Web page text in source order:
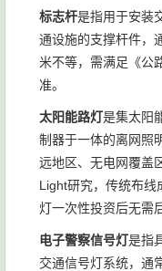
★★★
★
标志杆是指用于安装
通设施的支撑杆件，
米不等，需满足《公
准。
太阳能路灯是集太阳
制器于一体的离网照
远地区、无电网覆盖
Light研究，传统布
灯一次性投资后无需
电子警察信号灯是指
交通信号灯系统，通